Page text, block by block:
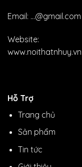
Email: ...@gmail.com
Website:
www.noithatnhuy.vn
Hỗ Trợ
Trang chủ
Sản phẩm
Tin tức